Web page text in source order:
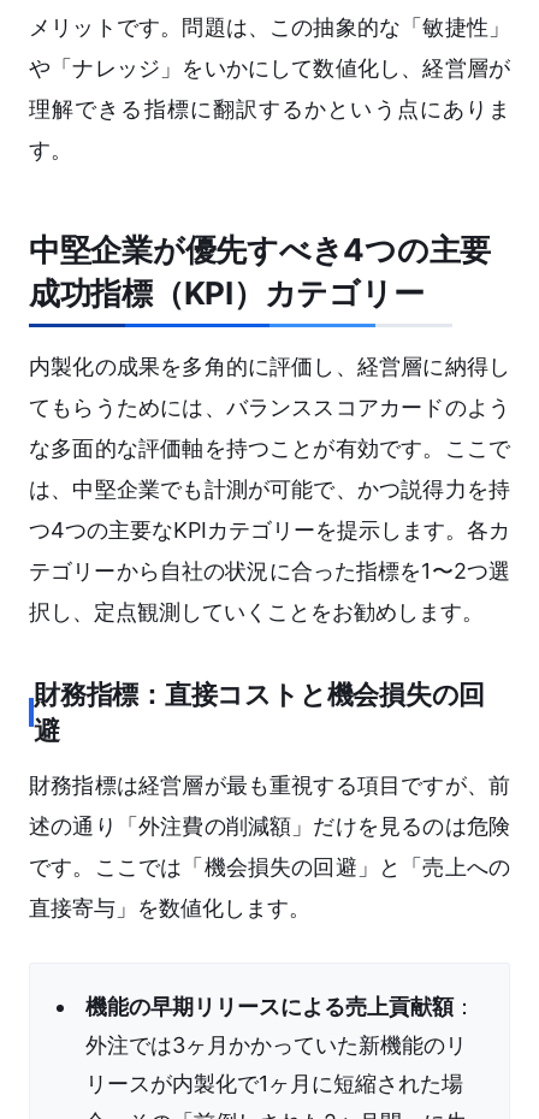
メリットです。問題は、この抽象的な「敏捷性」
や「ナレッジ」をいかにして数値化し、経営層が
理解できる指標に翻訳するかという点にありま
す。
中堅企業が優先すべき4つの主要
成功指標（KPI）カテゴリー
内製化の成果を多角的に評価し、経営層に納得し
てもらうためには、バランススコアカードのよう
な多面的な評価軸を持つことが有効です。ここで
は、中堅企業でも計測が可能で、かつ説得力を持
つ4つの主要なKPIカテゴリーを提示します。各カ
テゴリーから自社の状況に合った指標を1〜2つ選
択し、定点観測していくことをお勧めします。
財務指標：直接コストと機会損失の回
避
財務指標は経営層が最も重視する項目ですが、前
述の通り「外注費の削減額」だけを見るのは危険
です。ここでは「機会損失の回避」と「売上への
直接寄与」を数値化します。
機能の早期リリースによる売上貢献額：
外注では3ヶ月かかっていた新機能のリ
リースが内製化で1ヶ月に短縮された場